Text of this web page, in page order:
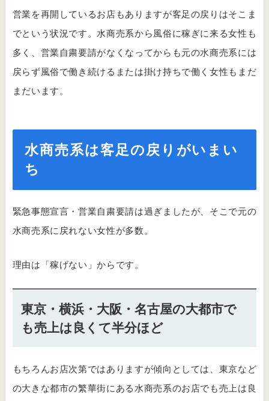
営業を再開しているお店もありますが客足の戻りはそこま
でという状況です。水商売系から風俗に稼ぎに来る女性も
多く、営業自粛要請がなくなってからも元の水商売系には
戻らず風俗で働き続けるまたは掛け持ちで働く女性もまだ
まだいます。
水商売系は客足の戻りがいまい
ち
緊急事態宣言・営業自粛要請は過ぎましたが、そこで元の
水商売系に戻れない女性が多数。
理由は「稼げない」からです。
東京・横浜・大阪・名古屋の大都市で
も売上は良くて半分ほど
もちろんお店次第ではありますが傾向としては、東京など
の大きな都市の繁華街にある水商売系のお店でも売上は良